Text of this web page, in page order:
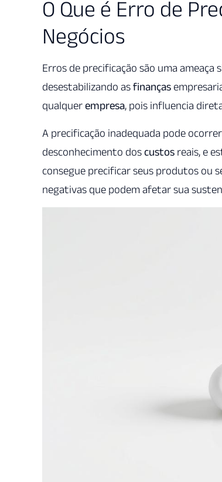
O Que é Erro de
Negócios
Erros de precificação são uma ameaça
desestabilizando asfinanças
qualquerempresa, pois influencia
A precificação inadequada pode
desconhecimento doscustos reais, e
consegue precificar seus produtos ou
negativas que podem afetar sua